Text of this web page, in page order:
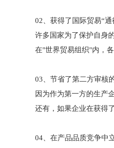
02、获得了国际贸易“通
许多国家为了保护自身
在"世界贸易组织"内，
03、节省了第二方审核
因为作为第一方的生产
还有，如果企业在获得
04、在产品品质竞争中